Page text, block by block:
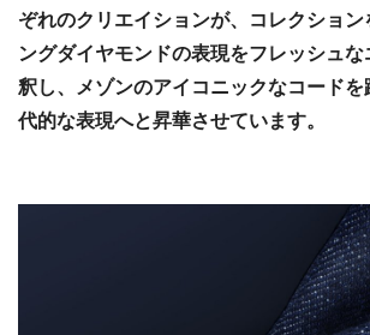
ぞれのクリエイションが、コレクショ
ングダイヤモンドの表現をフレッシュ
釈し、メゾンのアイコニックなコード
代的な表現へと昇華させています。